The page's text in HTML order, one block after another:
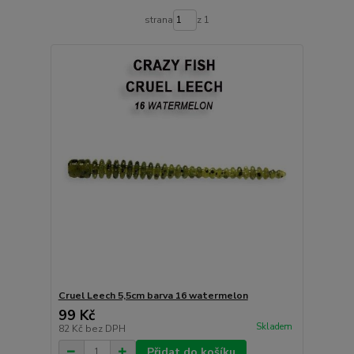
strana z 1
Cruel Leech 5,5cm barva 16 watermelon
99 Kč
82 Kč bez DPH Skladem